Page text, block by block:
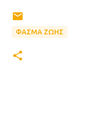
ΦΑΣΜΑ ΖΩΗΣ